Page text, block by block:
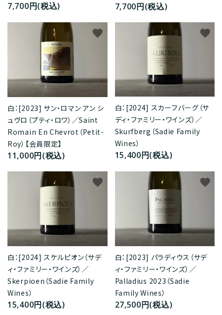
7,700円(税込) 7,700円(税込)
白：[2023] サン・ロマン アン シ
ュヴロ（プティ・ロワ）／Saint
Romain En Chevrot（Petit-
Roy）【会員限定】
11,000円(税込)
favorite
白：[2024] スカーフバーグ（サ
ディ・ファミリー・ワインズ）／
Skurfberg（Sadie Family
Wines）
15,400円(税込)
favorite
白：[2024] スケルピオン（サデ
ィ・ファミリー・ワインズ）／
Skerpioen（Sadie Family
Wines）
15,400円(税込)
favorite
白：[2023] パラディウス（サデ
ィ・ファミリー・ワインズ）／
Palladius 2023（Sadie
Family Wines）
27,500円(税込)
favorite